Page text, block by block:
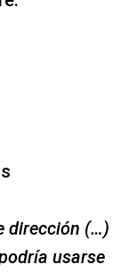
dirección (…)
usarse